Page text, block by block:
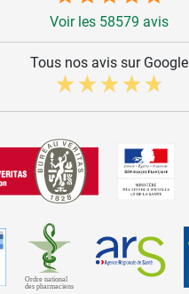
Voir les 58579 avis
Tous nos avis sur Google